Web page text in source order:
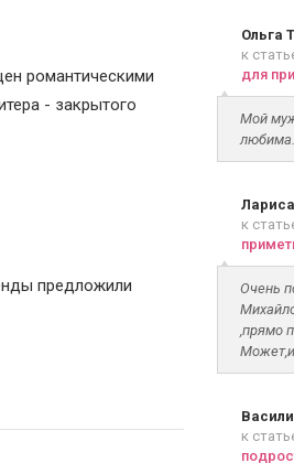
романтическими
- закрытого
предложили
Ольга
к
для
Мой
Лариса
к
Очень
,прямо
к